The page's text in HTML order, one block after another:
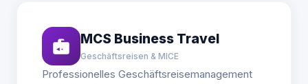
MCS Business Travel
Geschäftsreisen & MICE
Professionelles Geschäftsreisemanagement